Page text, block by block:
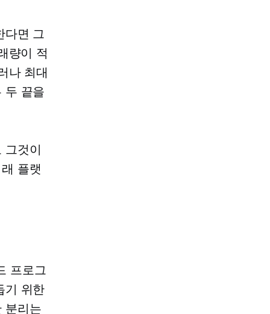
다면 그
량이 적
나 최대
두 끝을
것이
플랫
프로그
기 위한
분리는